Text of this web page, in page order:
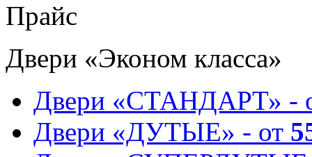
Прайс
Двери «Эконом класса»
Двери «СТАНДАРТ» -
Двери «ДУТЫЕ» - от